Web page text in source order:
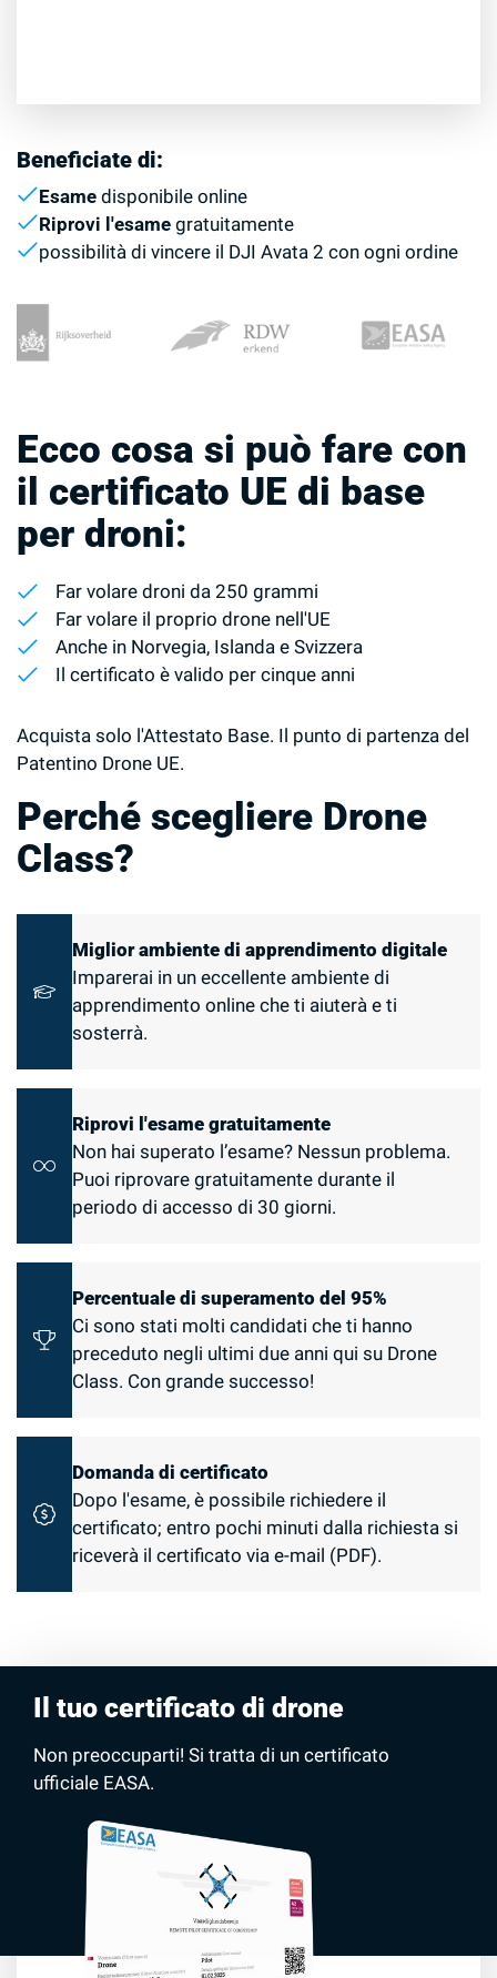
Beneficiate di:
Esame disponibile online
Riprovi l'esame gratuitamente
possibilità di vincere il DJI Avata 2 con ogni ordine
Ecco cosa si può fare con
il certificato UE di base
per droni:
Far volare droni da 250 grammi
Far volare il proprio drone nell'UE
Anche in Norvegia, Islanda e Svizzera
Il certificato è valido per cinque anni
Acquista solo l'Attestato Base. Il punto di partenza del
Patentino Drone UE.
Perché scegliere Drone
Class?
Miglior ambiente di apprendimento digitale
Imparerai in un eccellente ambiente di
apprendimento online che ti aiuterà e ti
sosterrà.
Riprovi l'esame gratuitamente
Non hai superato l’esame? Nessun problema.
Puoi riprovare gratuitamente durante il
periodo di accesso di 30 giorni.
Percentuale di superamento del 95%
Ci sono stati molti candidati che ti hanno
preceduto negli ultimi due anni qui su Drone
Class. Con grande successo!
Domanda di certificato
Dopo l'esame, è possibile richiedere il
certificato; entro pochi minuti dalla richiesta si
riceverà il certificato via e-mail (PDF).
Il tuo certificato di drone
Non preoccuparti! Si tratta di un certificato
ufficiale EASA.